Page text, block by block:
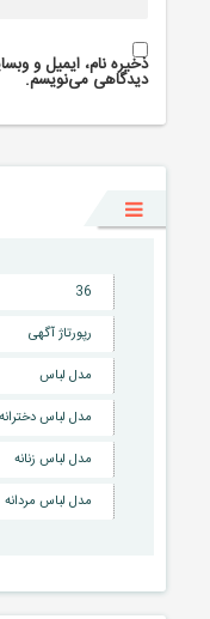
ذخیره نام، ایمیل و
دیدگاهی می‌نویسم.
36
رپورتاژ آگهی
مدل لباس
مدل لباس دخترانه
مدل لباس زنانه
مدل لباس مردانه